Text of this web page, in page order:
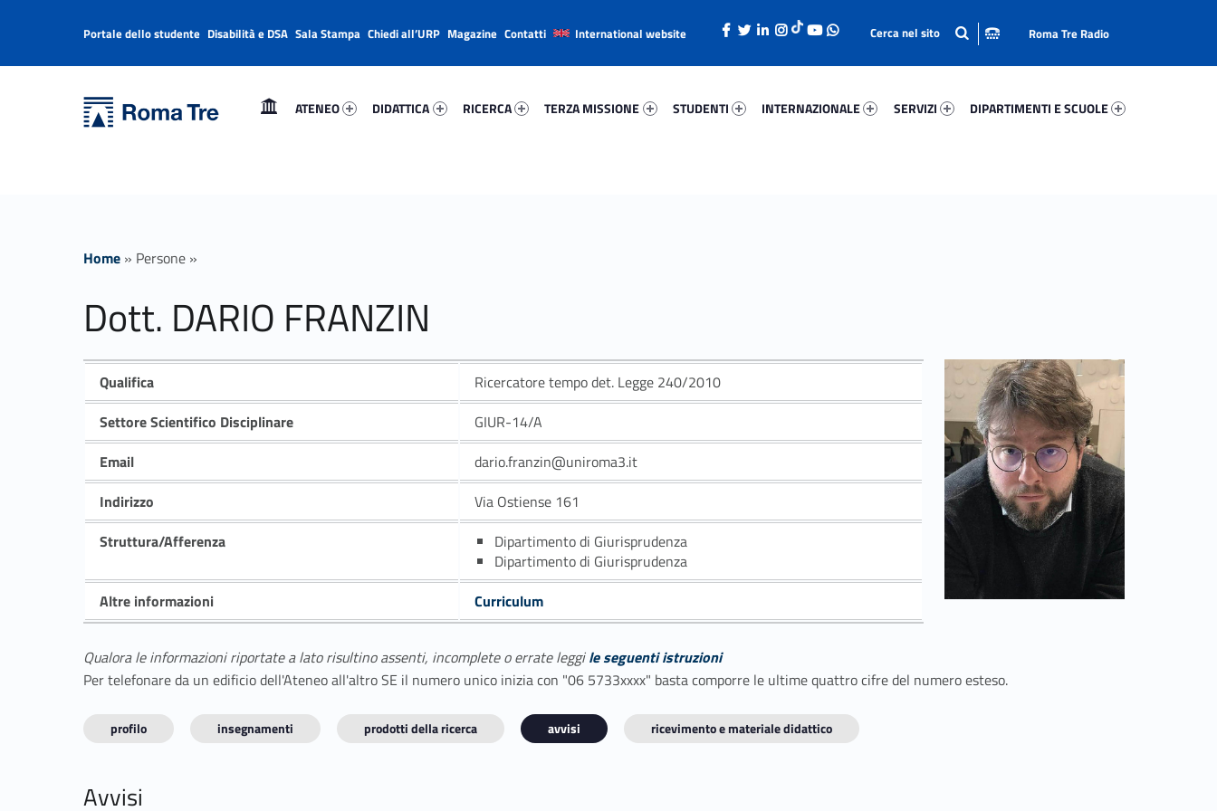
Dott. DARIO FRANZIN - Università Roma Tre
ATENEO
DIDATTICA
RICERCA
TERZA MISSIONE
STUDENTI
INTERNAZIONALE
SERVIZI
DIPARTIMENTI E SCUOLE
Header info sidebar
Portale dello studente Disabilità e DSA Sala Stampa Chiedi all’URP Magazine Contatti International website Roma Tre Radio
Home » Persone »
Dott. DARIO FRANZIN
Qualifica
Ricercatore tempo det. Legge 240/2010
Settore Scientifico Disciplinare
GIUR-14/A
Email
dario.franzin@uniroma3.it
Indirizzo
Via Ostiense 161
Struttura/Afferenza
Dipartimento di Giurisprudenza
Dipartimento di Giurisprudenza
Altre informazioni
Curriculum
Qualora le informazioni riportate a lato risultino assenti, incomplete o errate leggile seguenti istruzioni
Per telefonare da un edificio dell'Ateneo all'altro SE il numero unico inizia con "06 5733xxxx" basta comporre le ultime quattro cifre del numero esteso.
profilo insegnamenti prodotti della ricerca avvisi ricevimento e materiale didattico
Avvisi